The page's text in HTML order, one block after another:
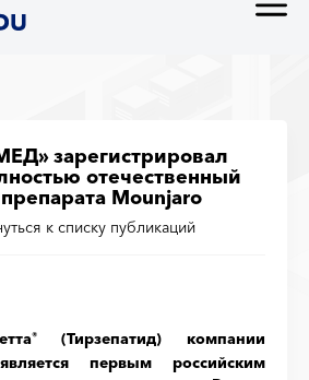
зарегистрировал
отечественный
Mounjaro
к списку публикаций
®(Тирзепатид) компании
первым российским